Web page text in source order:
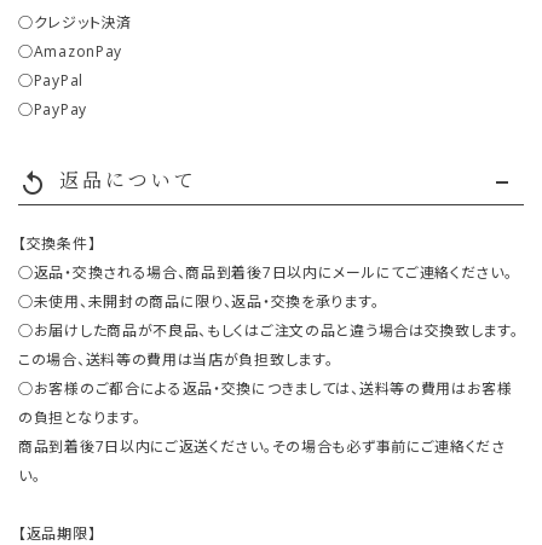
○クレジット決済
○AmazonPay
○PayPal
○PayPay
replay 返品について
【交換条件】
○返品・交換される場合、商品到着後7日以内にメールにてご連絡ください。
○未使用、未開封の商品に限り、返品・交換を承ります。
○お届けした商品が不良品、もしくはご注文の品と違う場合は交換致します。
この場合、送料等の費用は当店が負担致します。
○お客様のご都合による返品・交換につきましては、送料等の費用はお客様
の負担となります。
商品到着後7日以内にご返送ください。その場合も必ず事前にご連絡くださ
い。
【返品期限】